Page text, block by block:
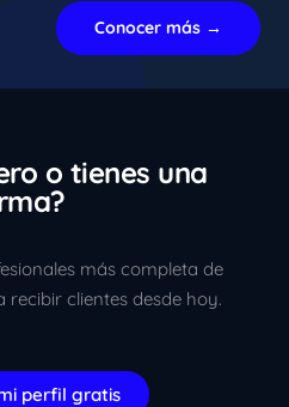
Conocer más →
o tienes una
más completa de
recibir clientes desde hoy.
perfil gratis